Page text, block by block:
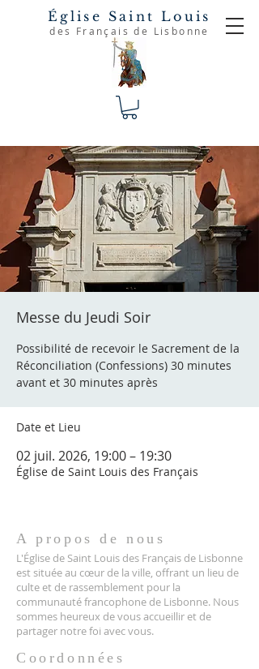
Église Saint Louis
des Français de Lisbonne
Messe du Jeudi Soir
Possibilité de recevoir le Sacrement de la
Réconciliation (Confessions) 30 minutes
avant et 30 minutes après
Date et Lieu
02 juil. 2026, 19:00 – 19:30
Église de Saint Louis des Français
A propos de nous
L'Église de Saint Louis des Français de Lisbonne
est située au cœur de la ville, offrant un lieu de
culte et de rassemblement pour la
communauté francophone de Lisbonne. Nous
sommes heureux de vous accueillir et de
partager notre foi avec vous.
Coordonnées